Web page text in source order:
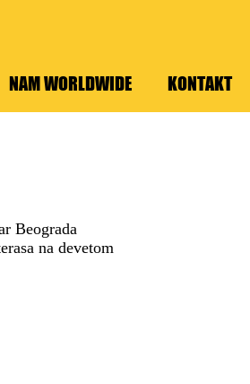
NAM WORLDWIDE KONTAKT
Beograda
na devetom